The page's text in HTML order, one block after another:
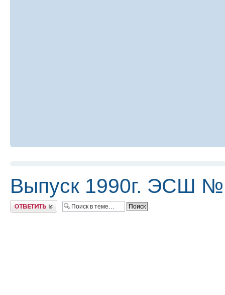
Выпуск 1990г. ЭСШ
Ответить